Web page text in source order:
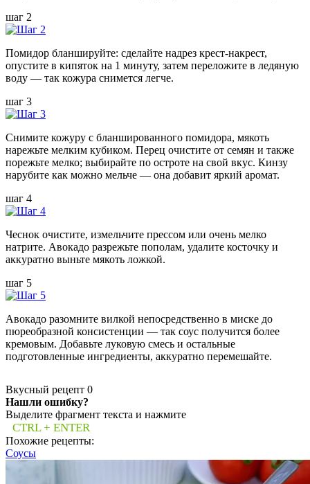
шаг 2
Помидор бланшируйте: сделайте надрез крест-накрест,
опустите в кипяток на 1 минуту, затем переложите в ледяную
воду — так кожура снимется легче.
шаг 3
Снимите кожуру с бланшированного помидора, мякоть
нарежьте мелким кубиком. Перец очистите от семян и также
порежьте мелко; выбирайте по остроте на свой вкус. Кинзу
нарубите как можно мельче — она добавит яркий аромат.
шаг 4
Чеснок очистите, измельчите прессом или очень мелко
натрите. Авокадо разрежьте пополам, удалите косточку и
аккуратно выньте мякоть ложкой.
шаг 5
Авокадо разомните вилкой непосредственно в миске до
пюреобразной консистенции — так соус получится более
кремовым. Добавьте луковую смесь и остальные
подготовленные ингредиенты, аккуратно перемешайте.
Вкусный рецепт 0
Нашли ошибку?
Выделите фрагмент текста и нажмите
CTRL + ENTER
Похожие рецепты:
Соусы